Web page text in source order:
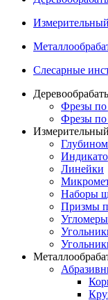
Слесарные
Фрезы по
Фрезы по
Линейки
Наборы
Призмы